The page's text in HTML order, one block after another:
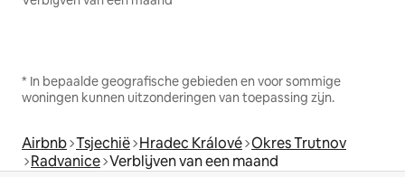
* In bepaalde geografische gebieden en voor sommige
woningen kunnen uitzonderingen van toepassing zijn.
Airbnb Tsjechië Hradec Králové Okres Trutnov
Radvanice Verblijven van een maand